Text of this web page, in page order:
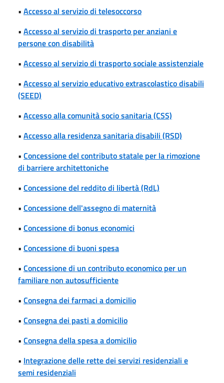
• Accesso al servizio di telesoccorso
• Accesso al servizio di trasporto per anziani e
persone con disabilità
• Accesso al servizio di trasporto sociale assistenziale
• Accesso al servizio educativo extrascolastico disabili
(SEED)
• Accesso alla comunità socio sanitaria (CSS)
• Accesso alla residenza sanitaria disabili (RSD)
• Concessione del contributo statale per la rimozione
di barriere architettoniche
• Concessione del reddito di libertà (RdL)
• Concessione dell'assegno di maternità
• Concessione di bonus economici
• Concessione di buoni spesa
• Concessione di un contributo economico per un
familiare non autosufficiente
• Consegna dei farmaci a domicilio
• Consegna dei pasti a domicilio
• Consegna della spesa a domicilio
• Integrazione delle rette dei servizi residenziali e
semi residenziali